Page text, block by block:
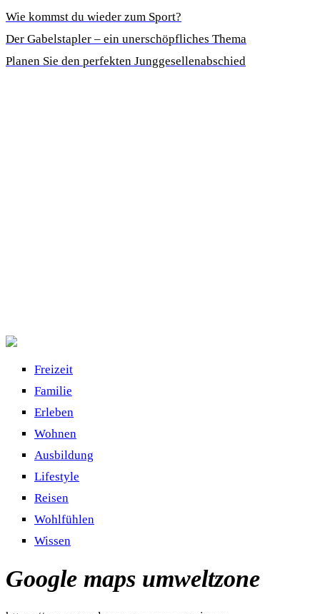
Wie kommst du wieder zum Sport?
Der Gabelstapler – ein unerschöpfliches Thema
Planen Sie den perfekten Junggesellenabschied
Freizeit
Familie
Erleben
Wohnen
Ausbildung
Lifestyle
Reisen
Wohlfühlen
Wissen
Google maps umweltzone